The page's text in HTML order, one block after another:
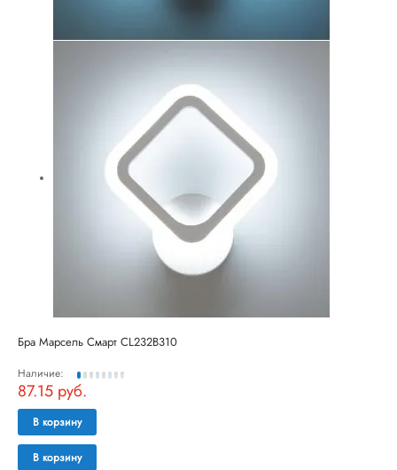
Бра Марсель Смарт CL232B310
Наличие:
87.15 руб.
В корзину
В корзину